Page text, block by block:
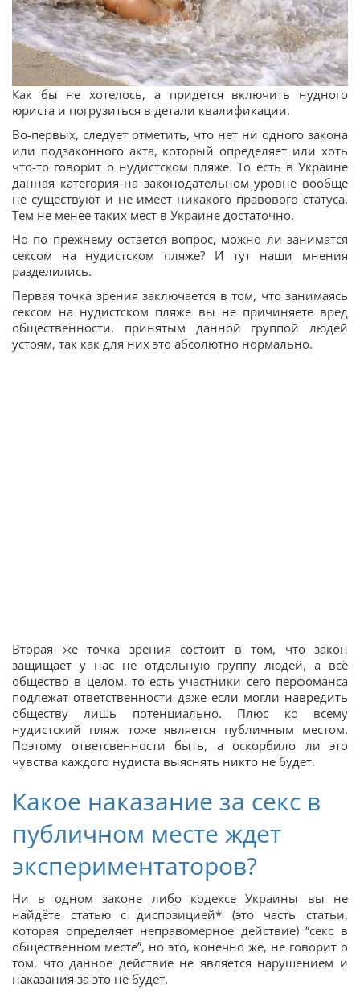
Как бы не хотелось, а придется включить нудного
юриста и погрузиться в детали квалификации.
Во-первых, следует отметить, что нет ни одного закона
или подзаконного акта, который определяет или хоть
что-то говорит о нудистском пляже. То есть в Украине
данная категория на законодательном уровне вообще
не существуют и не имеет никакого правового статуса.
Тем не менее таких мест в Украине достаточно.
Но по прежнему остается вопрос, можно ли заниматся
сексом на нудистском пляже? И тут наши мнения
разделились.
Первая точка зрения заключается в том, что занимаясь
сексом на нудистском пляже вы не причиняете вред
общественности, принятым данной группой людей
устоям, так как для них это абсолютно нормально.
Вторая же точка зрения состоит в том, что закон
защищает у нас не отдельную группу людей, а всё
общество в целом, то есть участники сего перфоманса
подлежат ответственности даже если могли навредить
обществу лишь потенциально. Плюс ко всему
нудистский пляж тоже является публичным местом.
Поэтому ответсвенности быть, а оскорбило ли это
чувства каждого нудиста выяснять никто не будет.
Какое наказание за секс в
публичном месте ждет
экспериментаторов?
Ни в одном законе либо кодексе Украины вы не
найдёте статью с диспозицией* (это часть статьи,
которая определяет неправомерное действие) “секс в
общественном месте”, но это, конечно же, не говорит о
том, что данное действие не является нарушением и
наказания за это не будет.